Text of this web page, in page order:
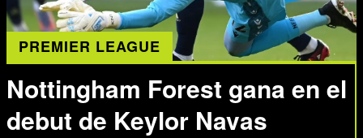
PREMIER LEAGUE
Nottingham Forest gana en el
debut de Keylor Navas